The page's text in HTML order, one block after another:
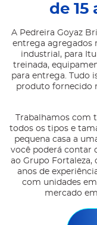
de 15
A Pedreira Goyaz
entrega agregados
industrial, para
treinada,
para entrega. Tudo
produto fornecido
Trabalhamos com
todos os tipos e
pequena casa a
você poderá contar
ao Grupo Fortaleza,
anos de
com unidades
mercado